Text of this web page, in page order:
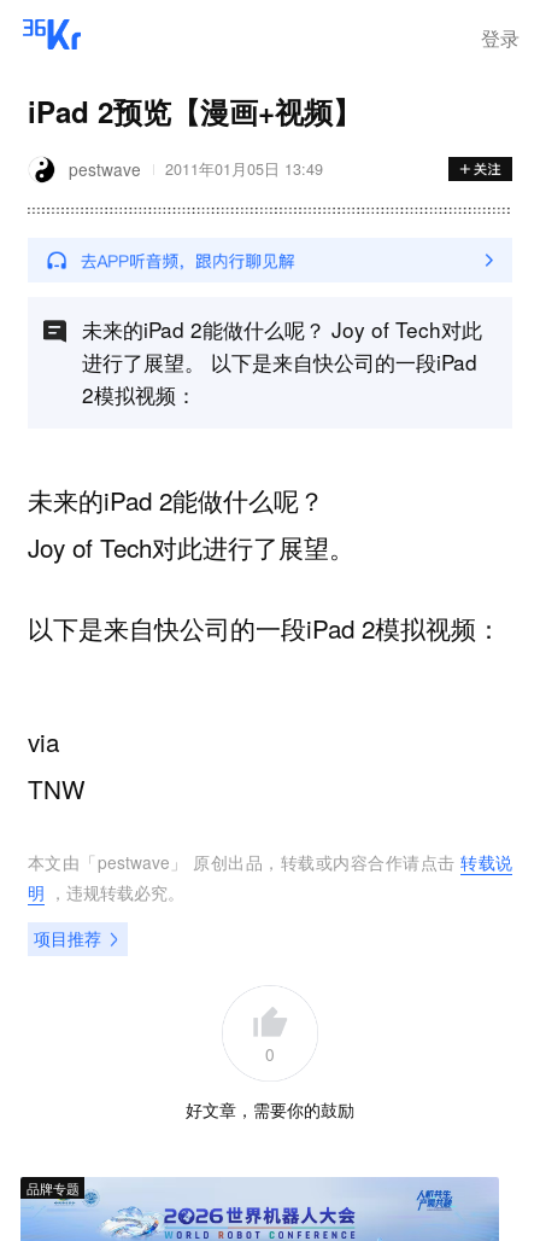
登录
iPad 2预览【漫画+视频】
pestwave 2011年01月05日 13:49
未来的iPad 2能做什么呢？ Joy of Tech对此
进行了展望。 以下是来自快公司的一段iPad
2模拟视频：
未来的iPad 2能做什么呢？
Joy of Tech对此进行了展望。
以下是来自快公司的一段iPad 2模拟视频：
via
TNW
本文由「pestwave 」 原创出品，转载或内容合作请点击转载说
明 ，违规转载必究。
项目推荐
0
好文章，需要你的鼓励
品牌专题